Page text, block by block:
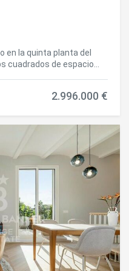
en la quinta planta del
cuadrados de espacio
perfectamente el
la luz natural y ahorrar
inigualables en toda
la planta baja y las
a los residentes la
de este exquisito
piscina interior,
espacio de trabajo y una
ideal para reuniones con
de la azotea cuenta
se beneficia de un
2.996.000 €